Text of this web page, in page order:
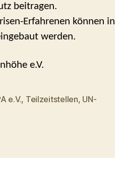
beitragen.
Erfahrenen können in
werden.
e.V.
e.V., Teilzeitstellen, UN-